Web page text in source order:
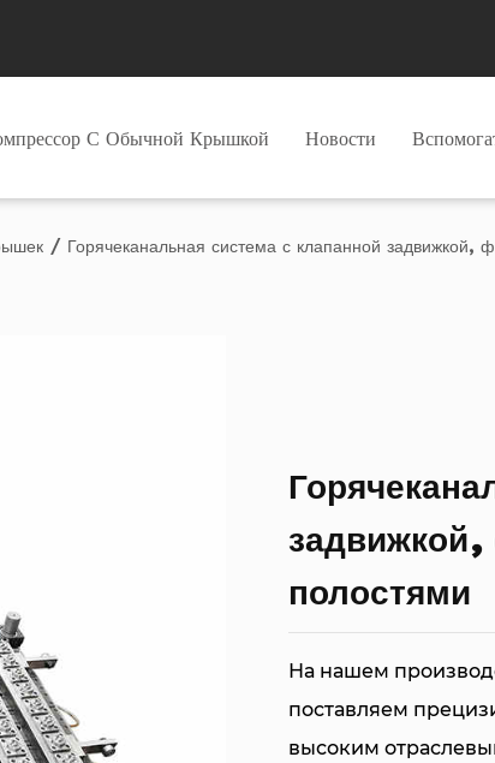
С Обычной Крышкой Новости
/ Горячеканальная система с клапанной
полостями
На нашем
поставляем
высоким